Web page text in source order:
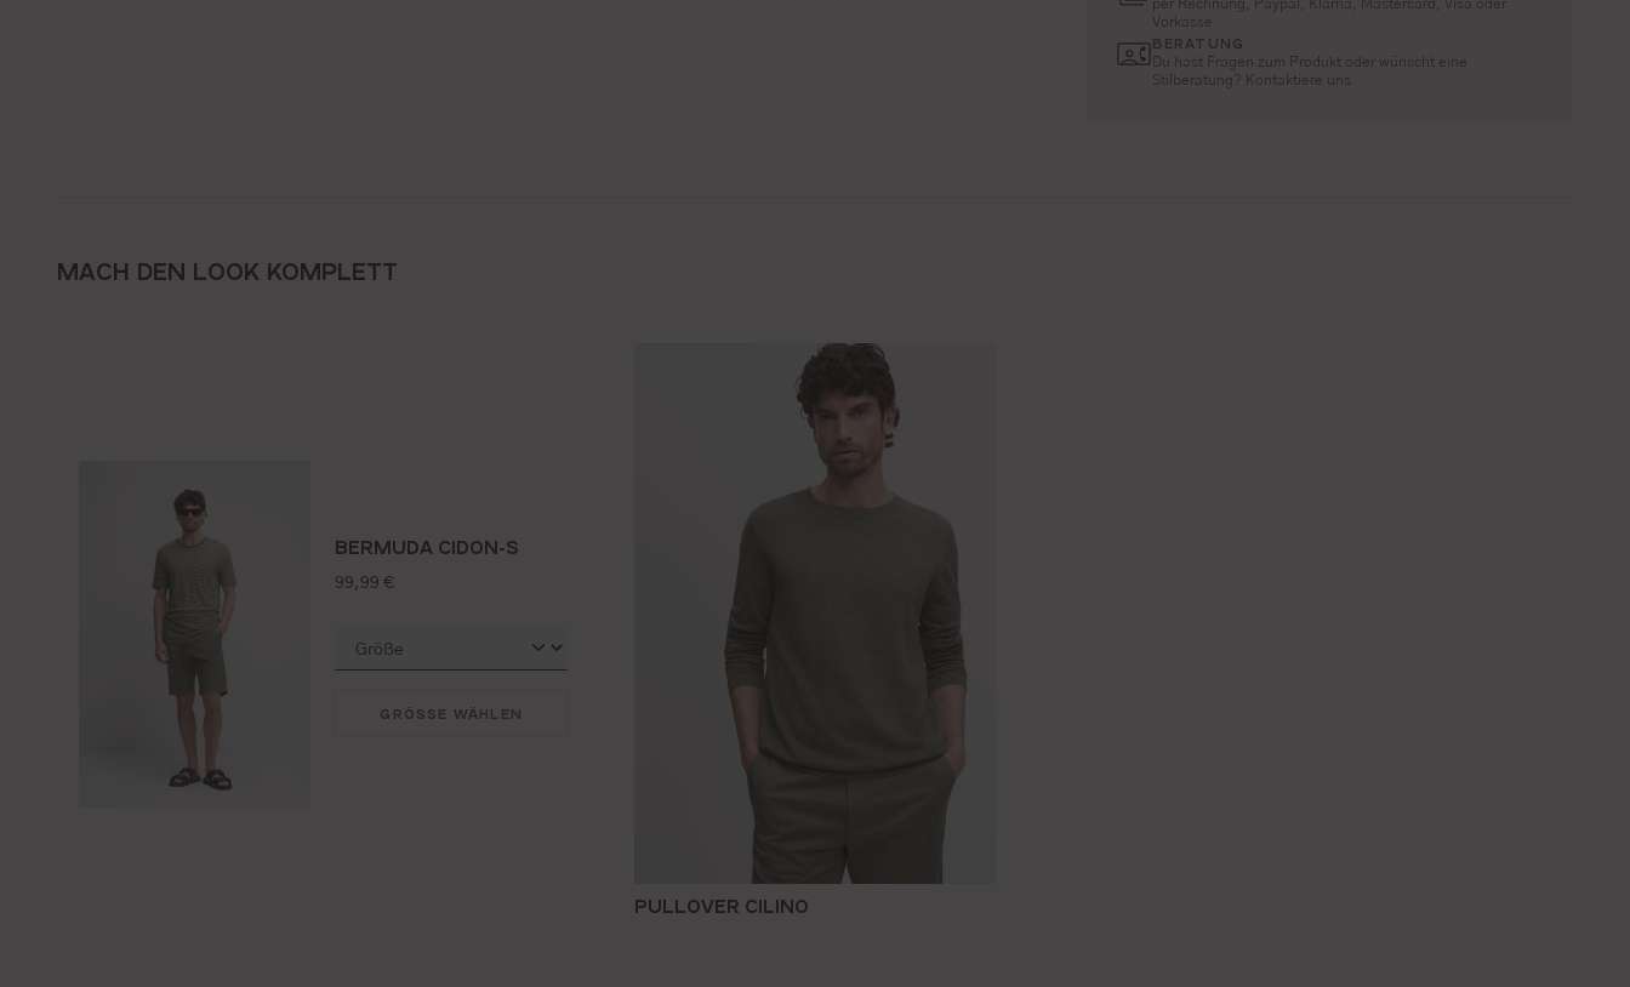
per Rechnung, Paypal, Klarna, Mastercard, Visa oder
Vorkasse
BERATUNG
Du hast Fragen zum Produkt oder wünscht eine
Stilberatung? Kontaktiere uns
MACH DEN LOOK KOMPLETT
PULLOVER CILINO
BERMUDA CIDON-S
regulärer preis:
99,99 €
GRÖSSE WÄHLEN